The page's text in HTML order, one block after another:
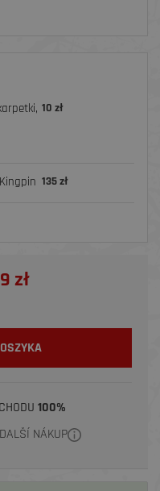
10 zł
135 zł
zł
100%
NÁKUP